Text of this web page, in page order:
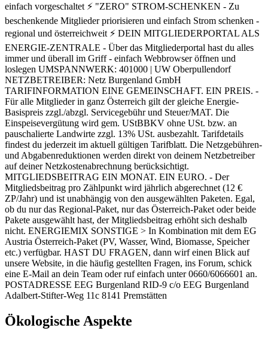
einfach vorgeschaltet ⚡ "ZERO" STROM-SCHENKEN - Zu
beschenkende Mitglieder priorisieren und einfach Strom schenken -
regional und österreichweit ⚡ DEIN MITGLIEDERPORTAL ALS
ENERGIE-ZENTRALE - Über das Mitgliederportal hast du alles
immer und überall im Griff - einfach Webbrowser öffnen und
loslegen UMSPANNWERK: 401000 | UW Oberpullendorf
NETZBETREIBER: Netz Burgenland GmbH
TARIFINFORMATION EINE GEMEINSCHAFT. EIN PREIS. -
Für alle Mitglieder in ganz Österreich gilt der gleiche Energie-
Basispreis zzgl./abzgl. Servicegebühr und Steuer/MAT. Die
Einspeisevergütung wird gem. UStBBKV ohne USt. bzw. an
pauschalierte Landwirte zzgl. 13% USt. ausbezahlt. Tarifdetails
findest du jederzeit im aktuell gültigen Tarifblatt. Die Netzgebühren-
und Abgabenreduktionen werden direkt von deinem Netzbetreiber
auf deiner Netzkostenabrechnung berücksichtigt.
MITGLIEDSBEITRAG EIN MONAT. EIN EURO. - Der
Mitgliedsbeitrag pro Zählpunkt wird jährlich abgerechnet (12 €
ZP/Jahr) und ist unabhängig von den ausgewählten Paketen. Egal,
ob du nur das Regional-Paket, nur das Österreich-Paket oder beide
Pakete ausgewählt hast, der Mitgliedsbeitrag erhöht sich deshalb
nicht. ENERGIEMIX SONSTIGE > In Kombination mit dem EG
Austria Österreich-Paket (PV, Wasser, Wind, Biomasse, Speicher
etc.) verfügbar. HAST DU FRAGEN, dann wirf einen Blick auf
unsere Website, in die häufig gestellten Fragen, ins Forum, schick
eine E-Mail an dein Team oder ruf einfach unter 0660/6066601 an.
POSTADRESSE EEG Burgenland RID-9 c/o EEG Burgenland
Adalbert-Stifter-Weg 11c 8141 Premstätten
Ökologische Aspekte